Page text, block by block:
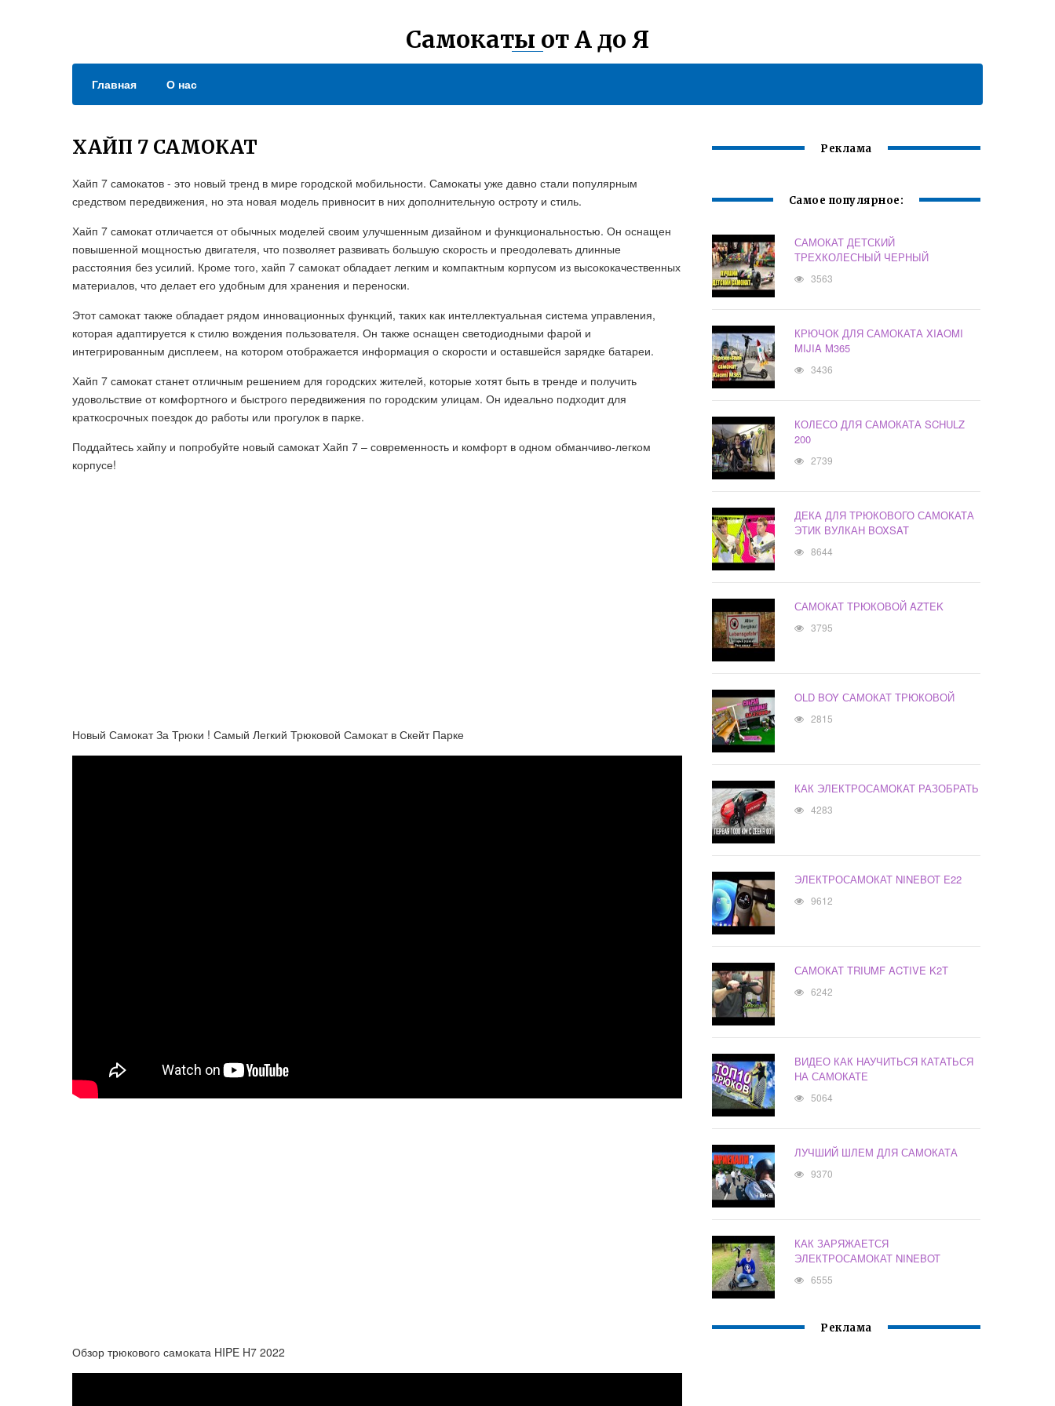
Самокаты от А до Я
Главная О нас
ХАЙП 7 САМОКАТ
Хайп 7 самокатов - это новый тренд в мире городской мобильности. Самокаты уже давно стали популярным
средством передвижения, но эта новая модель привносит в них дополнительную остроту и стиль.
Хайп 7 самокат отличается от обычных моделей своим улучшенным дизайном и функциональностью. Он оснащен
повышенной мощностью двигателя, что позволяет развивать большую скорость и преодолевать длинные
расстояния без усилий. Кроме того, хайп 7 самокат обладает легким и компактным корпусом из высококачественных
материалов, что делает его удобным для хранения и переноски.
Этот самокат также обладает рядом инновационных функций, таких как интеллектуальная система управления,
которая адаптируется к стилю вождения пользователя. Он также оснащен светодиодными фарой и
интегрированным дисплеем, на котором отображается информация о скорости и оставшейся зарядке батареи.
Хайп 7 самокат станет отличным решением для городских жителей, которые хотят быть в тренде и получить
удовольствие от комфортного и быстрого передвижения по городским улицам. Он идеально подходит для
краткосрочных поездок до работы или прогулок в парке.
Поддайтесь хайпу и попробуйте новый самокат Хайп 7 – современность и комфорт в одном обманчиво-легком
корпусе!
Новый Самокат За Трюки ! Самый Легкий Трюковой Самокат в Скейт Парке
Обзор трюкового самоката HIPE H7 2022
Реклама
Самое популярное:
САМОКАТ ДЕТСКИЙ
ТРЕХКОЛЕСНЫЙ ЧЕРНЫЙ
3563
КРЮЧОК ДЛЯ САМОКАТА XIAOMI
MIJIA M365
3436
КОЛЕСО ДЛЯ САМОКАТА SCHULZ
200
2739
ДЕКА ДЛЯ ТРЮКОВОГО САМОКАТА
ЭТИК ВУЛКАН BOXSAT
8644
САМОКАТ ТРЮКОВОЙ AZTEK
3795
OLD BOY САМОКАТ ТРЮКОВОЙ
2815
КАК ЭЛЕКТРОСАМОКАТ РАЗОБРАТЬ
4283
ЭЛЕКТРОСАМОКАТ NINEBOT E22
9612
САМОКАТ TRIUMF ACTIVE K2T
6242
ВИДЕО КАК НАУЧИТЬСЯ КАТАТЬСЯ
НА САМОКАТЕ
5064
ЛУЧШИЙ ШЛЕМ ДЛЯ САМОКАТА
9370
КАК ЗАРЯЖАЕТСЯ
ЭЛЕКТРОСАМОКАТ NINEBOT
6555
Реклама